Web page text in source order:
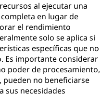
al ejecutar una
en lugar de
el rendimiento
solo se aplica si
específicas que no
Es importante considerar
poder de procesamiento,
pueden no beneficiarse
sus necesidades